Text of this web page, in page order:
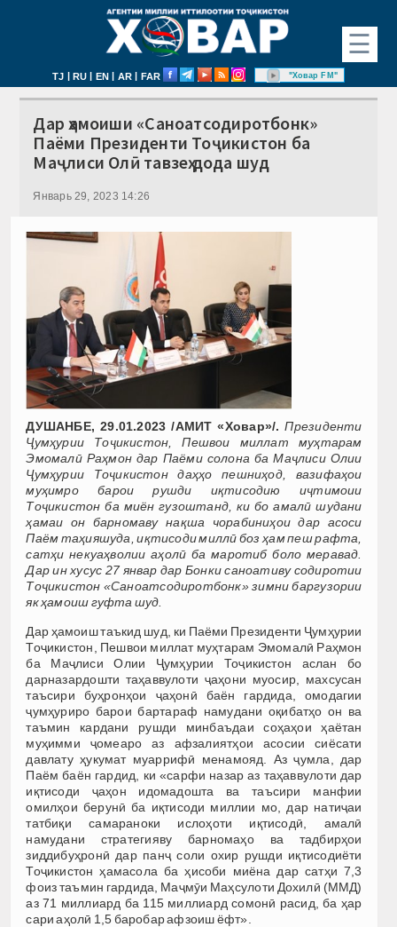
☰
TJ | RU | EN | AR | FAR "Ховар FM"
Дар ҳамоиши «Саноатсодиротбонк»
Паёми Президенти Тоҷикистон ба
Маҷлиси Олӣ тавзеҳ дода шуд
Январь 29, 2023 14:26
ДУШАНБЕ, 29.01.2023 /АМИТ «Ховар»/. Президенти
Ҷумҳурии Тоҷикистон, Пешвои миллат муҳтарам
Эмомалӣ Раҳмон дар Паёми солона ба Маҷлиси Олии
Ҷумҳурии Тоҷикистон даҳҳо пешниҳод, вазифаҳои
муҳимро барои рушди иқтисодию иҷтимоии
Тоҷикистон ба миён гузоштанд, ки бо амалӣ шудани
ҳамаи он барномаву нақша чорабиниҳои дар асоси
Паём таҳияшуда, иқтисоди миллӣ боз ҳам пеш рафта,
сатҳи некуаҳволии аҳолӣ ба маротиб боло меравад.
Дар ин хусус 27 январ дар Бонки саноативу содиротии
Тоҷикистон «Саноатсодиротбонк» зимни баргузории
як ҳамоиш гуфта шуд.
Дар ҳамоиш таъкид шуд, ки Паёми Президенти Ҷумҳурии
Тоҷикистон, Пешвои миллат муҳтарам Эмомалӣ Раҳмон
ба Маҷлиси Олии Ҷумҳурии Тоҷикистон аслан бо
дарназардошти таҳаввулоти ҷаҳони муосир, махсусан
таъсири буҳронҳои ҷаҳонӣ баён гардида, омодагии
ҷумҳуриро барои бартараф намудани оқибатҳо он ва
таъмин кардани рушди минбаъдаи соҳаҳои ҳаётан
муҳимми ҷомеаро аз афзалиятҳои асосии сиёсати
давлату ҳукумат муаррифӣ менамояд. Аз ҷумла, дар
Паём баён гардид, ки «сарфи назар аз таҳаввулоти дар
иқтисоди ҷаҳон идомадошта ва таъсири манфии
омилҳои берунӣ ба иқтисоди миллии мо, дар натиҷаи
татбиқи самараноки ислоҳоти иқтисодӣ, амалӣ
намудани стратегияву барномаҳо ва тадбирҳои
зиддибуҳронӣ дар панҷ соли охир рушди иқтисодиёти
Тоҷикистон ҳамасола ба ҳисоби миёна дар сатҳи 7,3
фоиз таъмин гардида, Маҷмӯи Маҳсулоти Дохилӣ (ММД)
аз 71 миллиард ба 115 миллиард сомонӣ расид, ба ҳар
сари аҳолӣ 1,5 баробар афзоиш ёфт».